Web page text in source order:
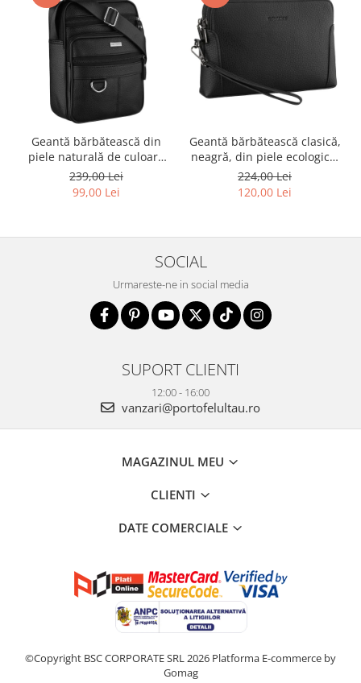
Geantă bărbătească din
piele naturală de culoare
neagră - Rovicky PTR-R-ST7-
01-7571-BLACK
239,00 Lei
99,00 Lei
Geantă bărbătească clasică,
neagră, din piele ecologică,
cu fermoar - Rovicky PTR-R-
SDR-01-1631 BLACK
224,00 Lei
120,00 Lei
SOCIAL
Urmareste-ne in social media
SUPORT CLIENTI
12:00 - 16:00
vanzari@portofelultau.ro
MAGAZINUL MEU
CLIENTI
DATE COMERCIALE
©Copyright BSC CORPORATE SRL 2026 Platforma E-commerce by
Gomag